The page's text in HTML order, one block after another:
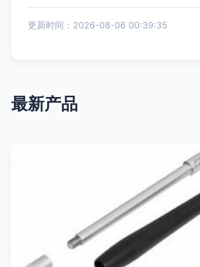
更新时间：2026-08-06 00:39:35
最新产品